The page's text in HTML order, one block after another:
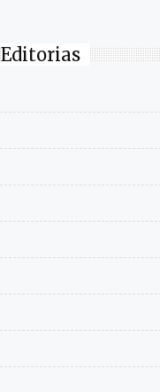
Editorias